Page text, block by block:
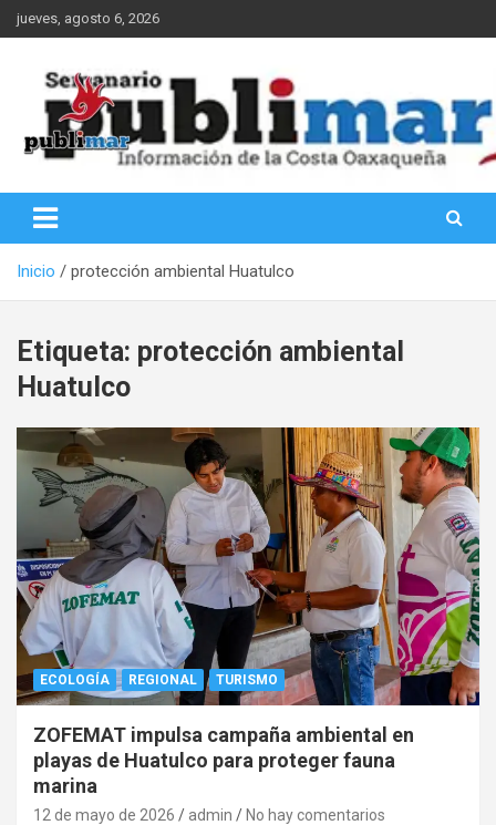
Saltar
al
jueves, agosto 6, 2026
PubliMar
Inicio protección ambiental Huatulco
Etiqueta: protección ambiental
Huatulco
ECOLOGÍA REGIONAL TURISMO
ZOFEMAT impulsa campaña ambiental en
playas de Huatulco para proteger fauna
marina
12 de mayo de 2026 admin No hay comentarios